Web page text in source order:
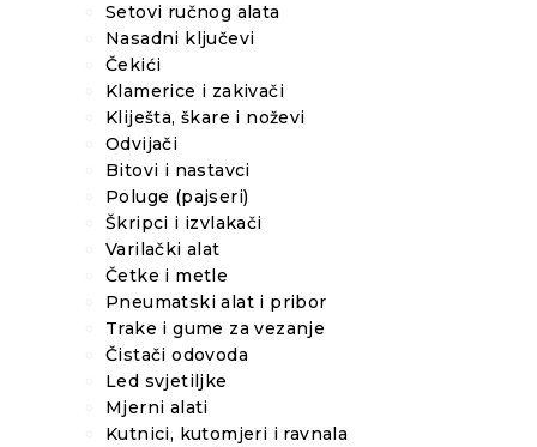
Setovi ručnog alata
Nasadni ključevi
Čekići
Klamerice i zakivači
Kliješta, škare i noževi
Odvijači
Bitovi i nastavci
Poluge (pajseri)
Škripci i izvlakači
Varilački alat
Četke i metle
Pneumatski alat i pribor
Trake i gume za vezanje
Čistači odovoda
Led svjetiljke
Mjerni alati
Kutnici, kutomjeri i ravnala